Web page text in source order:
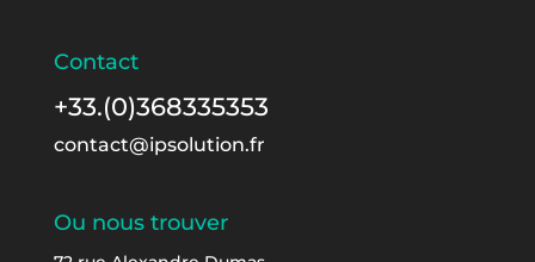
Contact
+33.(0)368335353
contact@ipsolution.fr
Ou nous trouver